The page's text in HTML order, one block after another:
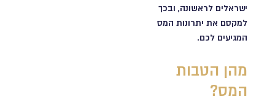
ישראלים לראשונה, ובכך
למקסם את יתרונות המס
המגיעים לכם.
מהן הטבות
המס?